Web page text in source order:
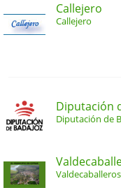
Callejero
Callejero
Diputación
Diputación de